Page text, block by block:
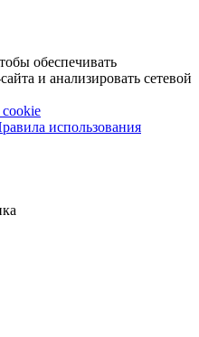
обеспечивать
и анализировать сетевой
использования